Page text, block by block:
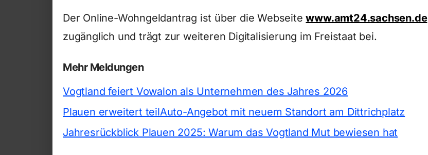
Der Online-Wohngeldantrag ist über die Webseitewww.amt24.sachsen.de
zugänglich und trägt zur weiteren Digitalisierung im Freistaat bei.
Mehr Meldungen
Vogtland feiert Vowalon als Unternehmen des Jahres 2026
Plauen erweitert teilAuto-Angebot mit neuem Standort am Dittrichplatz
Jahresrückblick Plauen 2025: Warum das Vogtland Mut bewiesen hat